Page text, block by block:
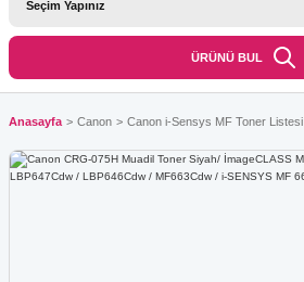
ÜRÜNÜ BUL
Anasayfa Canon Canon i-Sensys MF Toner Listesi